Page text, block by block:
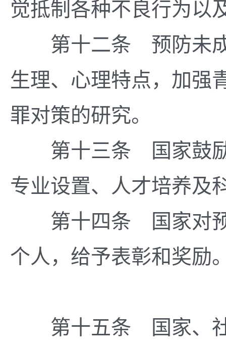
觉抵制各种不良行为以
第十二条 预防未成
生理、心理特点，加强
罪对策的研究。
第十三条 国家鼓励
专业设置、人才培养及
第十四条 国家对预
个人，给予表彰和奖励
第十五条 国家、社